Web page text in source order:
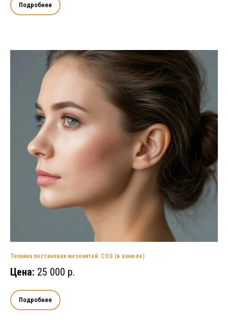
Подробнее
Техника постановки мезонитей: COG (в канюле)
Цена: 25 000 р.
Подробнее